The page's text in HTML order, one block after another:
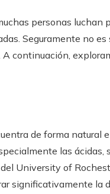
personas luchan
Seguramente no es
continuación,
de forma natural
las ácidas,
University of
significativamente la